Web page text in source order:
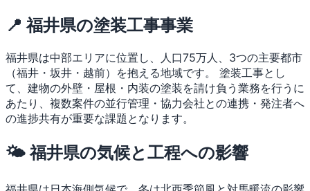
📍 福井県の塗装工事事業
福井県は中部エリアに位置し、人口75万人、3つの主要都市
（福井・坂井・越前）を抱える地域です。 塗装工事とし
て、建物の外壁・屋根・内装の塗装を請け負う業務を行うに
あたり、複数案件の並行管理・協力会社との連携・発注者へ
の進捗共有が重要な課題となります。
🌤 福井県の気候と工程への影響